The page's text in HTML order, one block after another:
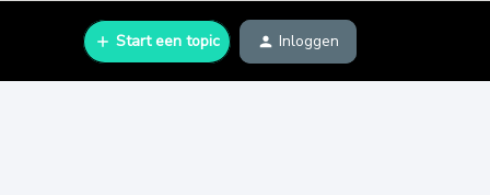
Start een topic Inloggen